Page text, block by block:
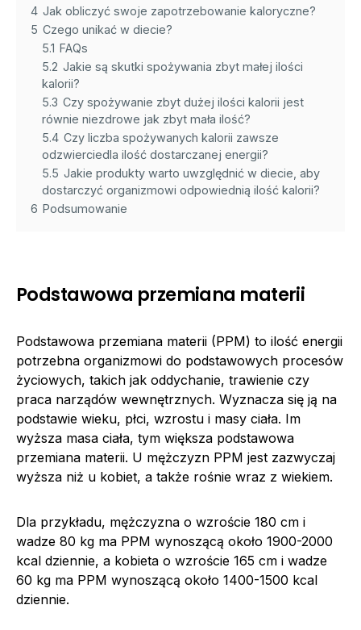
4 Jak obliczyć swoje zapotrzebowanie kaloryczne?
5 Czego unikać w diecie?
5.1 FAQs
5.2 Jakie są skutki spożywania zbyt małej ilości
kalorii?
5.3 Czy spożywanie zbyt dużej ilości kalorii jest
równie niezdrowe jak zbyt mała ilość?
5.4 Czy liczba spożywanych kalorii zawsze
odzwierciedla ilość dostarczanej energii?
5.5 Jakie produkty warto uwzględnić w diecie, aby
dostarczyć organizmowi odpowiednią ilość kalorii?
6 Podsumowanie
Podstawowa przemiana materii
Podstawowa przemiana materii (PPM) to ilość energii
potrzebna organizmowi do podstawowych procesów
życiowych, takich jak oddychanie, trawienie czy
praca narządów wewnętrznych. Wyznacza się ją na
podstawie wieku, płci, wzrostu i masy ciała. Im
wyższa masa ciała, tym większa podstawowa
przemiana materii. U mężczyzn PPM jest zazwyczaj
wyższa niż u kobiet, a także rośnie wraz z wiekiem.
Dla przykładu, mężczyzna o wzroście 180 cm i
wadze 80 kg ma PPM wynoszącą około 1900-2000
kcal dziennie, a kobieta o wzroście 165 cm i wadze
60 kg ma PPM wynoszącą około 1400-1500 kcal
dziennie.